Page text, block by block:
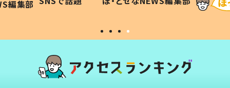
編集部 #令和の子
い」